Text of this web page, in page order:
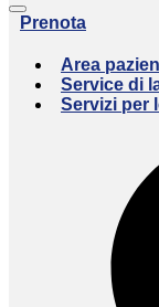
Prenota
Area
Service di
Servizi per